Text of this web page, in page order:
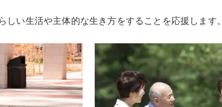
い生活や主体的な生き方をすることを応援します。